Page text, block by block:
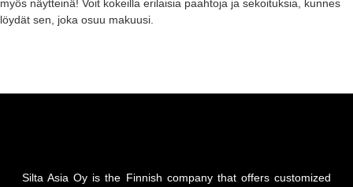
myös näytteinä! Voit kokeilla erilaisia ​​paahtoja ja sekoituksia, kunnes
löydät sen, joka osuu makuusi.
Silta Asia Oy is the Finnish company that offers customized